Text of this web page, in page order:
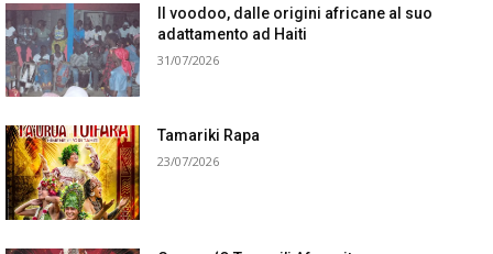
Il voodoo, dalle origini africane al suo
adattamento ad Haiti
31/07/2026
Tamariki Rapa
23/07/2026